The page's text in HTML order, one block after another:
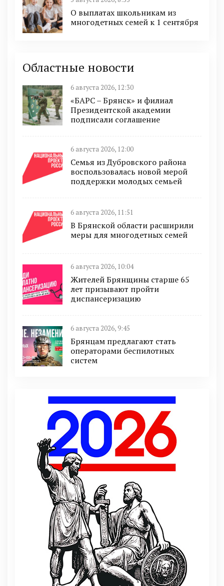
О выплатах школьникам из
многодетных семей к 1 сентября
Областные новости
6 августа 2026, 12:30
«БАРС – Брянск» и филиал
Президентской академии
подписали соглашение
6 августа 2026, 12:00
Семья из Дубровского района
воспользовалась новой мерой
поддержки молодых семьей
6 августа 2026, 11:51
В Брянской области расширили
меры для многодетных семей
6 августа 2026, 10:04
Жителей Брянщины старше 65
лет призывают пройти
диспансеризацию
6 августа 2026, 9:45
Брянцам предлагают cтать
оперaтoрами бeспилотных
систeм